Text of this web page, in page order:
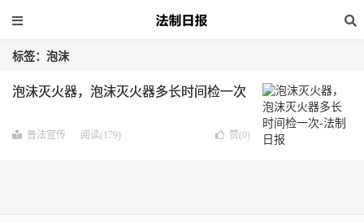
标签：泡沫
泡沫灭火器，泡沫灭火器多长时间检一次
普法宣传 阅读(179) 赞(0)